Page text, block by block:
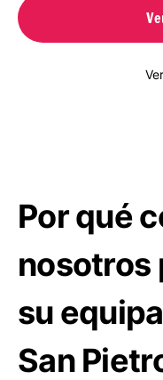
Por qué
nosotros
su
San